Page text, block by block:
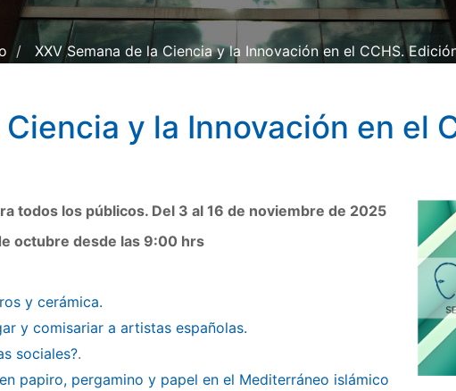
XXV Semana de la Ciencia y la Innovación en el CCHS.
y la Innovación en el
todos los públicos. Del 3 al 16 de noviembre de 2025
octubre desde las 9:00 hrs
y cerámica.
y comisariar a artistas españolas.
sociales?.
papiro, pergamino y papel en el Mediterráneo islámico